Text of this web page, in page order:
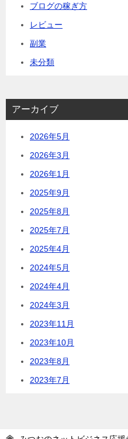
ブログの稼ぎ方
レビュー
副業
未分類
アーカイブ
2026年5月
2026年3月
2026年1月
2025年9月
2025年8月
2025年7月
2025年4月
2024年5月
2024年4月
2024年3月
2023年11月
2023年10月
2023年8月
2023年7月